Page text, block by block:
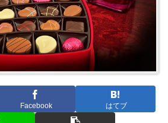
Facebook はてブ